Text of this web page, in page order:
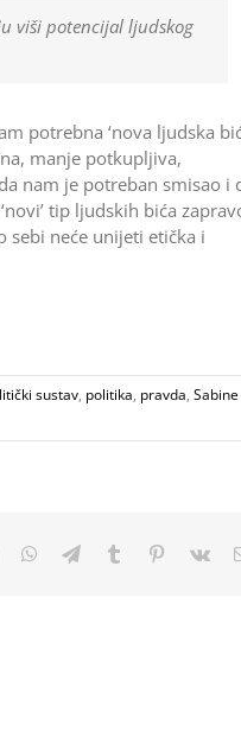
viši potencijal ljudskog
potrebna ‘nova ljudska
manje potkupljiva,
nam je potreban smisao i
tip ljudskih bića
sebi neće unijeti etička i
sustav, politika, pravda, Sabine
WhatsApp
TelegramTumblr Pinterest
Vk